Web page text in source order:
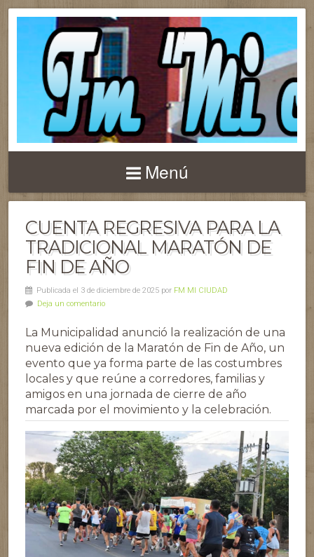
Menú
CUENTA REGRESIVA PARA LA
TRADICIONAL MARATÓN DE
FIN DE AÑO
Publicada el 3 de diciembre de 2025 por FM MI CIUDAD
Deja un comentario
La Municipalidad anunció la realización de una
nueva edición de la Maratón de Fin de Año, un
evento que ya forma parte de las costumbres
locales y que reúne a corredores, familias y
amigos en una jornada de cierre de año
marcada por el movimiento y la celebración.